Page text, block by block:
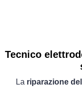
Tecnico
La riparazione